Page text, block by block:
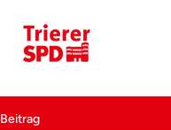
Beitrag